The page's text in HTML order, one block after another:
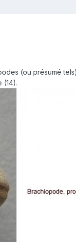
(ou présumé
(14).